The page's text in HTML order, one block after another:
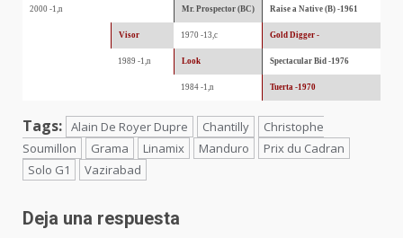
2000 -1,n Mr. Prospector (BC) Raise a Native (B) -1961
Visor 1970 -13,c Gold Digger -
1989 -1,n Look Spectacular Bid -1976
1984 -1,n Tuerta -1970
Tags: Alain De Royer Dupre Chantilly
Christophe
Soumillon
Grama Linamix Manduro
Prix du Cadran
Solo G1
Vazirabad
Deja una respuesta